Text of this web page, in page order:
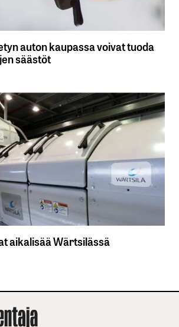
auton kaupassa voivat tuoda
säästöt
aikalisää Wärtsilässä